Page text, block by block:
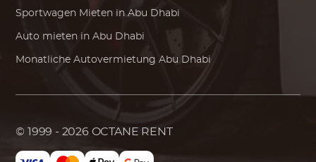
Sportwagen Mieten in Abu Dhabi
Auto mieten in Abu Dhabi
Monatliche Autovermietung Abu Dhabi
© 1999 - 2026 OCTANE RENT